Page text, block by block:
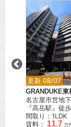
更新 08/07
GRANDUKE東
名古屋市営地
『高岳駅』徒
間取り：1LDK
賃料： 11.7 万